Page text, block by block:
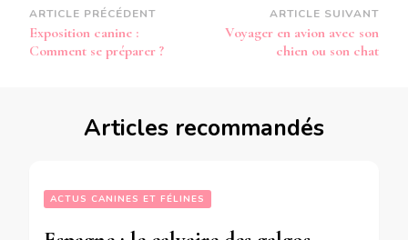
Navigation
d’article
ARTICLE PRÉCÉDENT
Exposition canine :
Comment se préparer ?
ARTICLE SUIVANT
Voyager en avion avec son
chien ou son chat
Articles recommandés
ACTUS CANINES ET FÉLINES